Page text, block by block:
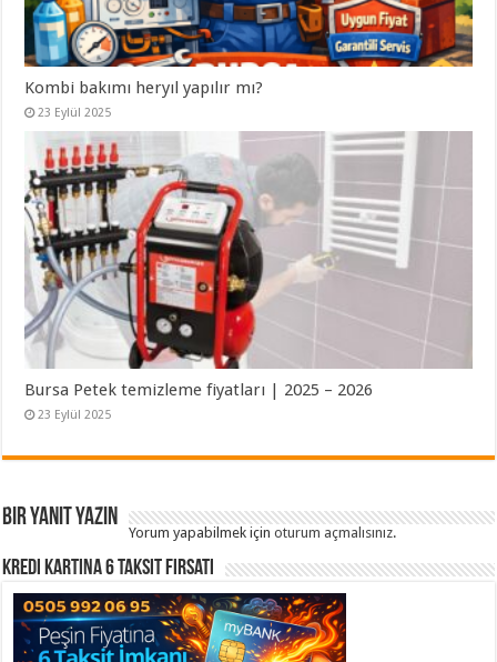
Kombi bakımı heryıl yapılır mı?
23 Eylül 2025
Bursa Petek temizleme fiyatları | 2025 – 2026
23 Eylül 2025
Bir yanıt yazın
Yorum yapabilmek içinoturum açmalısınız.
Kredi Kartına 6 Taksit Fırsatı